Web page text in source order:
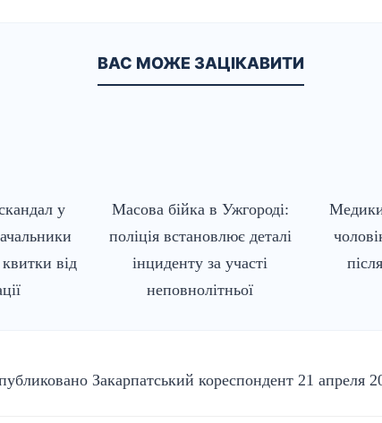
ВАС МОЖЕ ЗАЦІКАВИТИ
у
від
Масова бійка в Ужгороді:
поліція встановлює деталі
інциденту за участі
неповнолітньої
Закарпатський кореспондент21 апреля